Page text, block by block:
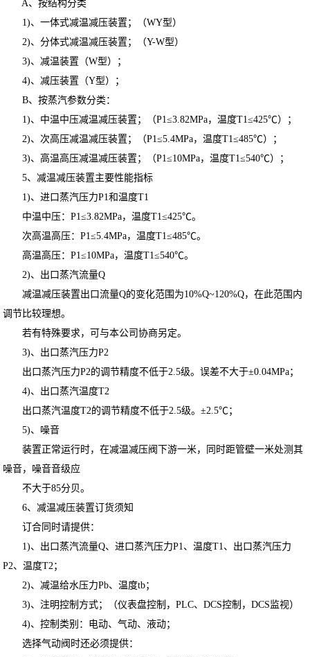
A、按结构分类
1)、一体式减温减压装置；（WY型）
2)、分体式减温减压装置；（Y-W型）
3)、减温装置（W型）；
4)、减压装置（Y型）；
B、按蒸汽参数分类：
1)、中温中压减温减压装置；（P1≤3.82MPa，温度T1≤425℃）；
2)、次高压减温减压装置；（P1≤5.4MPa，温度T1≤485℃）；
3)、高温高压减温减压装置；（P1≤10MPa，温度T1≤540℃）；
5、减温减压装置主要性能指标
1)、进口蒸汽压力P1和温度T1
中温中压：P1≤3.82MPa，温度T1≤425℃。
次高温高压：P1≤5.4MPa，温度T1≤485℃。
高温高压：P1≤10MPa，温度T1≤540℃。
2)、出口蒸汽流量Q
减温减压装置出口流量Q的变化范围为10%Q~120%Q，在此范围内
调节比较理想。
若有特殊要求，可与本公司协商另定。
3)、出口蒸汽压力P2
出口蒸汽压力P2的调节精度不低于2.5级。误差不大于±0.04MPa；
4)、出口蒸汽温度T2
出口蒸汽温度T2的调节精度不低于2.5级。±2.5℃；
5)、噪音
装置正常运行时，在减温减压阀下游一米，同时距管壁一米处测其
噪音，噪音音级应
不大于85分贝。
6、减温减压装置订货须知
订合同时请提供：
1)、出口蒸汽流量Q、进口蒸汽压力P1、温度T1、出口蒸汽压力
P2、温度T2；
2)、减温给水压力Pb、温度tb；
3)、注明控制方式；（仪表盘控制，PLC、DCS控制，DCS监视）
4)、控制类别：电动、气动、液动；
选择气动阀时还必须提供：